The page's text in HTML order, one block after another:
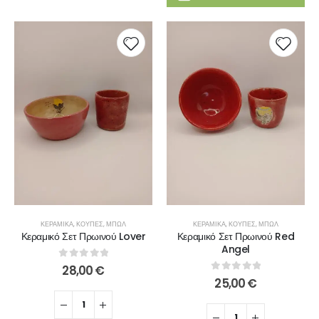
ΚΕΡΑΜΙΚΆ,ΚΟΎΠΕΣ,ΜΠΩΛ
Κεραμικό Σετ Πρωινού Lover
0out of 5
28,00€
ΚΕΡΑΜΙΚΆ,ΚΟΎΠΕΣ,ΜΠΩΛ
Κεραμικό Σετ Πρωινού Red
Angel
0out of 5
25,00€